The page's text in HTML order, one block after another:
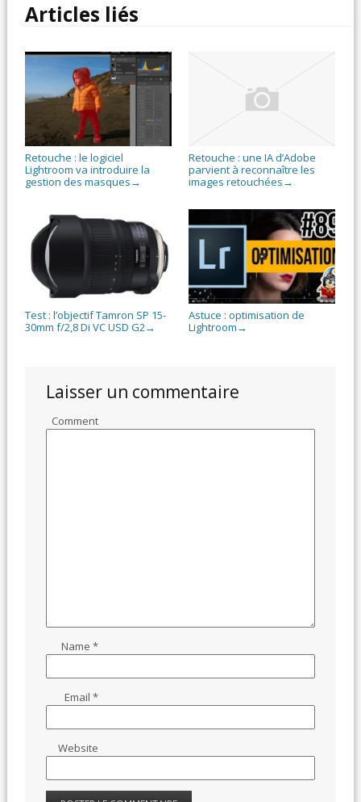
Articles liés
Retouche : le logiciel
Lightroom va introduire la
gestion des masques →
Retouche : une IA d’Adobe
parvient à reconnaître les
images retouchées →
Test : l’objectif Tamron SP 15-
30mm f/2,8 Di VC USD G2→
Astuce : optimisation de
Lightroom →
Laisser un commentaire
Comment
Name*
Email*
Website